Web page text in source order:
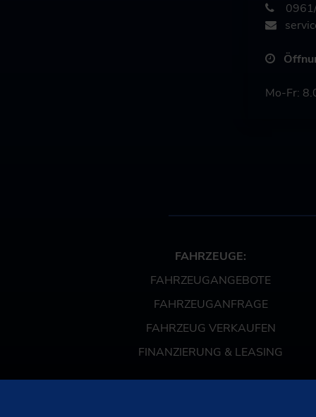
Mo-Fr:
FAHRZEUGE:
FAHRZEUGANGEBOTE
FAHRZEUGANFRAGE
FAHRZEUG VERKAUFEN
FINANZIERUNG & LEASING